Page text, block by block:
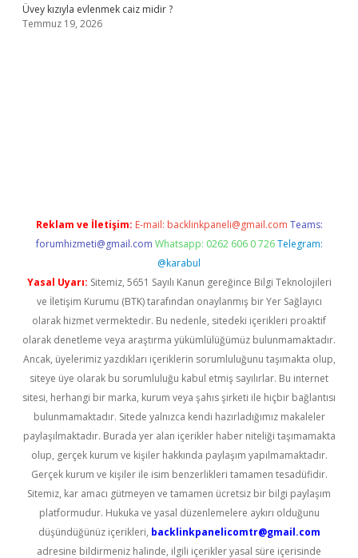
Üvey kızıyla evlenmek caiz midir ?
Temmuz 19, 2026
Reklam ve İletişim: E-mail: backlinkpaneli@gmail.com Teams:
forumhizmeti@gmail.com Whatsapp: 0262 606 0 726 Telegram:
@karabul
Yasal Uyarı: Sitemiz, 5651 Sayılı Kanun gereğince Bilgi Teknolojileri
ve İletişim Kurumu (BTK) tarafından onaylanmış bir Yer Sağlayıcı
olarak hizmet vermektedir. Bu nedenle, sitedeki içerikleri proaktif
olarak denetleme veya araştırma yükümlülüğümüz bulunmamaktadır.
Ancak, üyelerimiz yazdıkları içeriklerin sorumluluğunu taşımakta olup,
siteye üye olarak bu sorumluluğu kabul etmiş sayılırlar. Bu internet
sitesi, herhangi bir marka, kurum veya şahıs şirketi ile hiçbir bağlantısı
bulunmamaktadır. Sitede yalnızca kendi hazırladığımız makaleler
paylaşılmaktadır. Burada yer alan içerikler haber niteliği taşımamakta
olup, gerçek kurum ve kişiler hakkında paylaşım yapılmamaktadır.
Gerçek kurum ve kişiler ile isim benzerlikleri tamamen tesadüfidir.
Sitemiz, kar amacı gütmeyen ve tamamen ücretsiz bir bilgi paylaşım
platformudur. Hukuka ve yasal düzenlemelere aykırı olduğunu
düşündüğünüz içerikleri, backlinkpanelicomtr@gmail.com
adresine bildirmeniz halinde, ilgili içerikler yasal süre içerisinde